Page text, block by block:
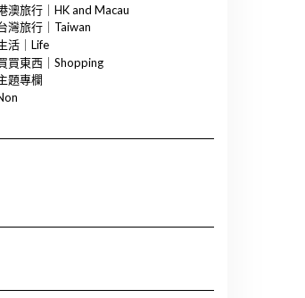
澳旅行｜HK and Macau
灣旅行｜Taiwan
活｜Life
買東西｜Shopping
題專欄